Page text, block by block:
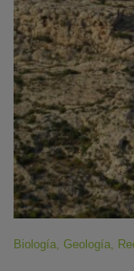
Biología, Geología,